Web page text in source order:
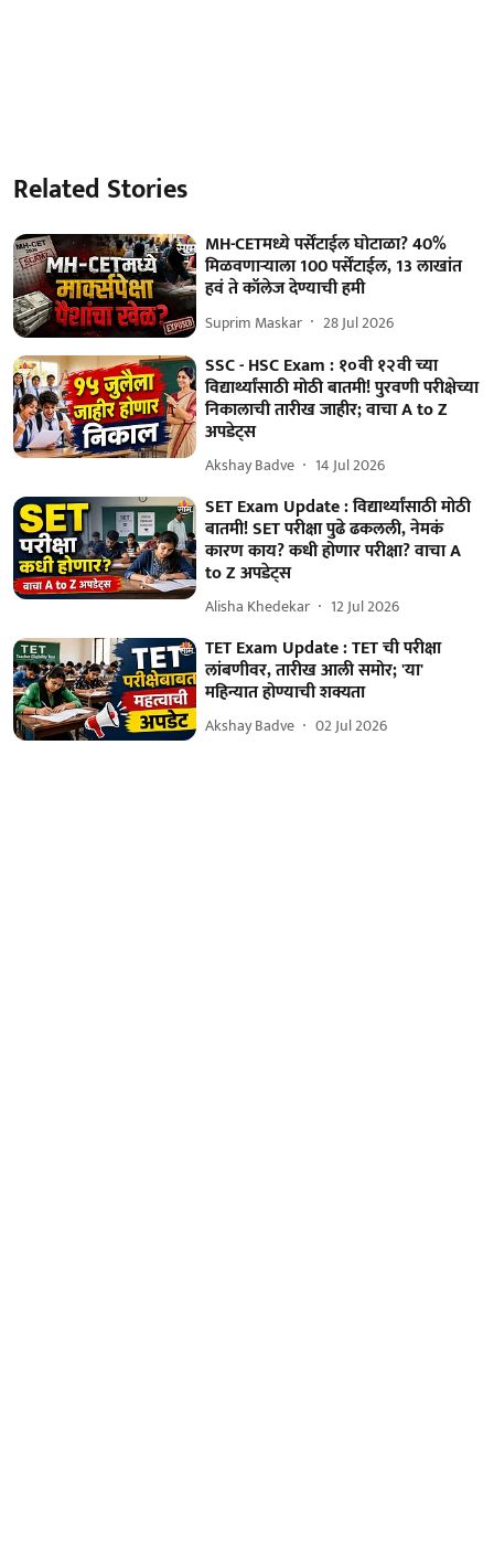
Related Stories
MH-CETमध्ये पर्सेंटाईल घोटाळा? 40%
मिळवणाऱ्याला 100 पर्सेंटाईल, 13 लाखांत
हवं ते कॉलेज देण्याची हमी
Suprim Maskar 28 Jul 2026
SSC - HSC Exam : १०वी १२वी च्या
विद्यार्थ्यांसाठी मोठी बातमी! पुरवणी परीक्षेच्या
निकालाची तारीख जाहीर; वाचा A to Z
अपडेट्स
Akshay Badve 14 Jul 2026
SET Exam Update : विद्यार्थ्यांसाठी मोठी
बातमी! SET परीक्षा पुढे ढकलली, नेमकं
कारण काय? कधी होणार परीक्षा? वाचा A
to Z अपडेट्स
Alisha Khedekar 12 Jul 2026
TET Exam Update : TET ची परीक्षा
लांबणीवर, तारीख आली समोर; 'या'
महिन्यात होण्याची शक्यता
Akshay Badve 02 Jul 2026